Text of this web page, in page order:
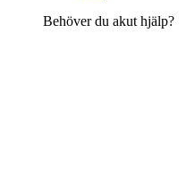
Behöver du akut hjälp?